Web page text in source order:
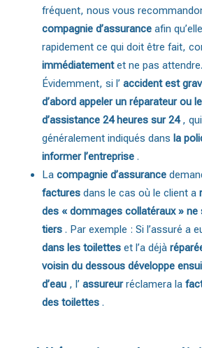
fréquent, nous vous
compagnie d’assuranceafin
rapidement ce qui doit être fait,
immédiatementet ne pas attendre.
Évidemment, si l’ accident est
d’abord appeler un réparateur ou
d’assistance 24 heures sur 24,
généralement indiqués dans la
informer l’entreprise.
La compagnie d’assurance
facturesdans le cas où le client a
des « dommages collatéraux » ne
tiers. Par exemple : Si l’assuré a
dans les toiletteset l’a déjà
voisin du dessous développe
d’eau, l’ assureurréclamera la
des toilettes.